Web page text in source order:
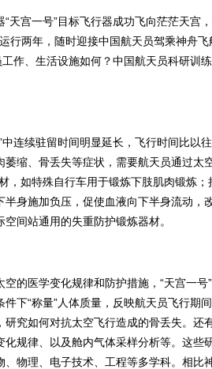
天宫一号”目标飞行器成功飞向茫茫天宫
行两年，随时迎接中国航天员驾乘神舟
工作、生活设施如何？中国航天员科研训
中连续驻留时间明显延长，飞行时间比以
缩、骨丢失等症状，需要航天员通过太
，如特殊自行车用于锻炼下肢肌肉锻炼
半身施加负压，促使血液向下半身流动，
间站通用的失重防护锻炼器材。
的医学变化规律和防护措施，“天宫一
下“称量”人体质量，反映航天员飞行期
研究如何对抗太空飞行造成的骨丢失。还
化规律、以及舱内气体采样分析等。这些
物理、电子技术、工程等多学科。相比